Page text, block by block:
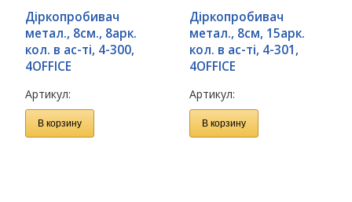
Діркопробивач
метал., 8см., 8арк.
кол. в ас-ті, 4-300,
4OFFICЕ
Артикул:
В корзину
Дiркопробивач
метал., 8см, 15арк.
кол. в ас-ті, 4-301,
4OFFICE
Артикул:
В корзину